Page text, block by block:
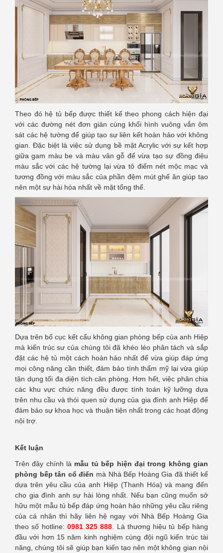
Theo đó hệ tủ bếp được thiết kế theo phong cách hiện đại
với các đường nét đơn giản cùng khối hình vuông vắn ôm
sát các hệ tường để giúp tạo sự liên kết hoàn hảo với không
gian. Đặc biệt là việc sử dụng bề mặt Acrylic với sự kết hợp
giữa gam màu be và màu vân gỗ để vừa tạo sự đồng điệu
màu sắc với các hệ tường lại vừa tô điểm nét mộc mạc và
tương đồng với màu sắc của phần đệm mút ghế ăn giúp tạo
nên một sự hài hòa nhất về mặt tổng thể.
Dựa trên bố cục kết cấu không gian phòng bếp của anh Hiệp
mà kiến trúc sư của chúng tôi đã khéo léo phân tách và sắp
đặt các hệ tủ một cách hoàn hảo nhất để vừa giúp đáp ứng
mọi công năng cần thiết, đảm bảo tính thẩm mỹ lại vừa giúp
tận dụng tối đa diện tích căn phòng. Hơn hết, việc phân chia
các khu vực chức năng đều được tính toán kỹ lưỡng dựa
trên nhu cầu và thói quen sử dụng của gia đình anh Hiệp để
đảm bảo sự khoa học và thuận tiện nhất trong các hoạt động
nội trợ.
Kết luận
Trên đây chính là mẫu tủ bếp hiện đại trong không gian
phòng bếp tân cổ điển mà Nhà Bếp Hoàng Gia đã thiết kế
dựa trên yêu cầu của anh Hiệp (Thanh Hóa) và mang đến
cho gia đình anh sự hài lòng nhất. Nếu bạn cũng muốn sở
hữu một mẫu tủ bếp đáp ứng hoàn hảo những yêu cầu riêng
của cá nhân thì hãy liên hệ ngay với Nhà Bếp Hoàng Gia
theo số hotline: 0981 325 888 . Là thương hiệu tủ bếp hàng
đầu với hơn 15 năm kinh nghiệm cùng đội ngũ kiến trúc tài
năng, chúng tôi sẽ giúp bạn kiến tạo nên một không gian nội